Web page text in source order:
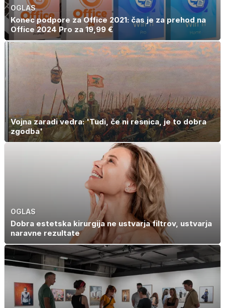
OGLAS
Konec podpore za Office 2021: čas je za prehod na
Office 2024 Pro za 19,99 €
Vojna zaradi vedra: 'Tudi, če ni resnica, je to dobra
zgodba'
OGLAS
Dobra estetska kirurgija ne ustvarja filtrov, ustvarja
naravne rezultate